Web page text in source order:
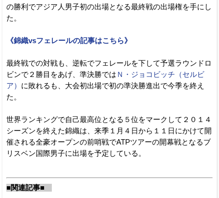
の勝利でアジア人男子初の出場となる最終戦の出場権を手にし
た。
《錦織vsフェレールの記事はこちら》
最終戦での対戦も、逆転でフェレールを下して予選ラウンドロ
ビンで２勝目をあげ、準決勝では Ｎ・ジョコビッチ（セルビ
ア） に敗れるも、大会初出場で初の準決勝進出で今季を終え
た。
世界ランキングで自己最高位となる５位をマークして２０１４
シーズンを終えた錦織は、来季１月４日から１１日にかけて開
催される全豪オープンの前哨戦でATPツアーの開幕戦となるブ
リスベン国際男子に出場を予定している。
■関連記事■